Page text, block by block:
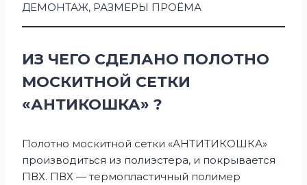
ДЕМОНТАЖ, РАЗМЕРЫ ПРОЁМА
ИЗ ЧЕГО СДЕЛАНО ПОЛОТНО
МОСКИТНОЙ СЕТКИ
«АНТИКОШКА» ?
Полотно москитной сетки «АНТИТИКОШКА»
производиться из полиэстера, и покрывается
ПВХ. ПВХ — термопластичный полимер